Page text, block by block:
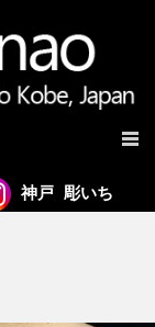
神戸 彫いち